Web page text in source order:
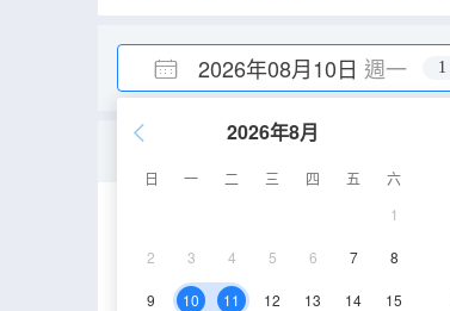
2026年08月10日 週一
2026年8月
日 一 二 三 四 五
六
1
2 3 4 5 6 7 8
9 10 11 12 13 14 15
30-40㎡